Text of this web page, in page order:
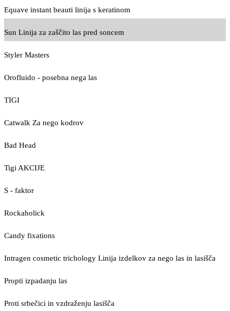
Equave instant beauti linija s keratinom
Sun Linija za zaščito las pred soncem
Styler Masters
Orofluido - posebna nega las
TIGI
Catwalk Za nego kodrov
Bad Head
Tigi AKCIJE
S - faktor
Rockaholick
Candy fixations
Intragen cosmetic trichology Linija izdelkov za nego las in lasišča
Propti izpadanju las
Proti srbečici in vzdraženju lasišča